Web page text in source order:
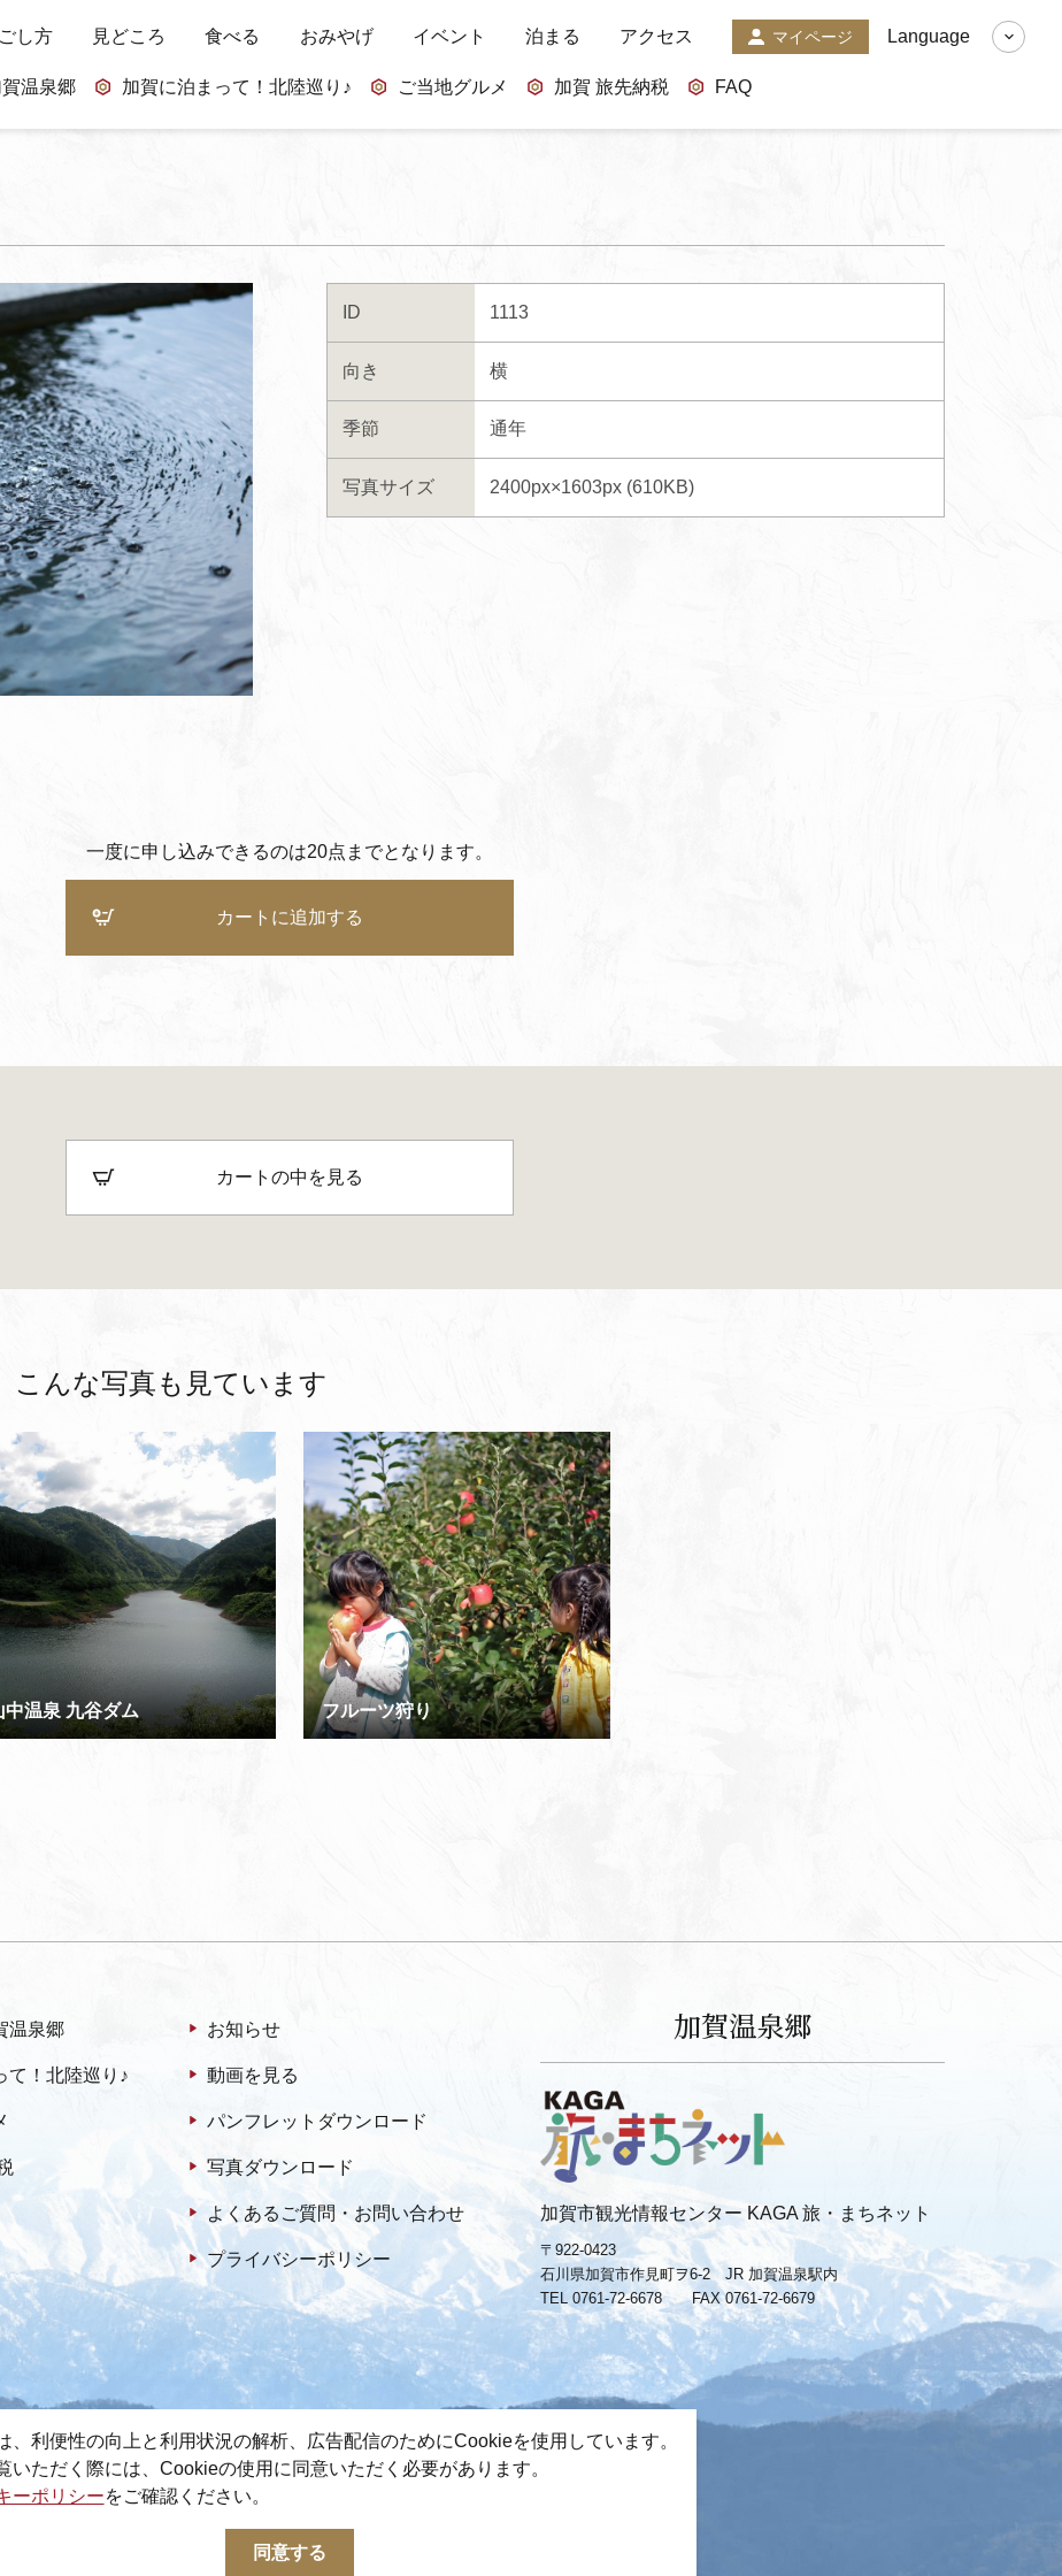
し方 見どころ 食べる おみやげ イベント 泊まる アクセス マイページ
温泉郷 加賀に泊まって！北陸巡り♪ ご当地グルメ 加賀 旅先納税 FAQ
Language
ID 1113
向き 横
季節 通年
写真サイズ 2400px×1603px (610KB)
一度に申し込みできるのは20点までとなります。
カートに追加する
カートの中を見る
こんな写真も見ています
中温泉 九谷ダム フルーツ狩り
温泉郷
て！北陸巡り♪
お知らせ
動画を見る
パンフレットダウンロード
写真ダウンロード
よくあるご質問・お問い合わせ
プライバシーポリシー
加賀温泉郷
加賀市観光情報センター KAGA 旅・まちネット
〒922-0423
石川県加賀市作見町ヲ6-2 JR 加賀温泉駅内
TEL 0761-72-6678
FAX 0761-72-6679
© 2022-2026 加賀市観光情報センター All Rights Reserved.
、利便性の向上と利用状況の解析、広告配信のためにCookieを使用しています。
いただく際には、Cookieの使用に同意いただく必要があります。
ーポリシーをご確認ください。
同意する